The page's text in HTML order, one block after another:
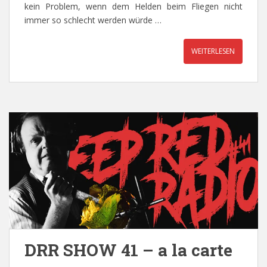
kein Problem, wenn dem Helden beim Fliegen nicht
immer so schlecht werden würde …
WEITERLESEN
DRR SHOW 41 – a la carte